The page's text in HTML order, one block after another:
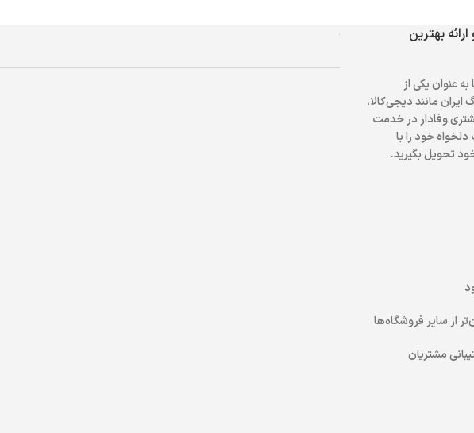
و ارائه بهترین
به عنوان یکی از
مانند دیجی‌کالا،
با بیش از 350 هزار مشتری وفادار در خدمت
خود را با
تحویل بگیرید.
از سایر فروشگاه‌ها
مشتریان